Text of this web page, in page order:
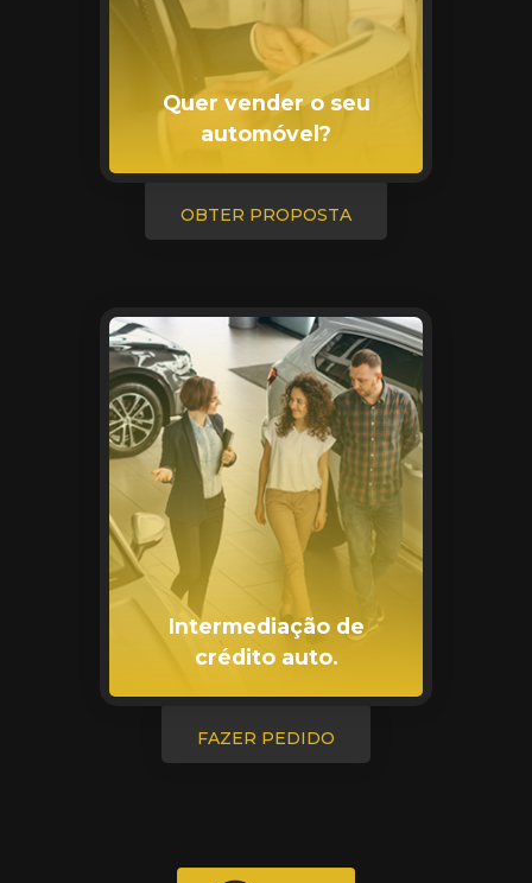
Quer vender o seu
automóvel?
OBTER PROPOSTA
Intermediação de
crédito auto.
FAZER PEDIDO